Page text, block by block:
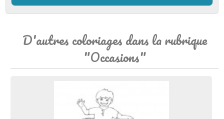
D'autres coloriages dans la rubrique
"Occasions"